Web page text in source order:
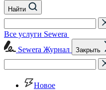
Найти
Все услуги Sewera
Sewera Журнал
Закрыть
Новое